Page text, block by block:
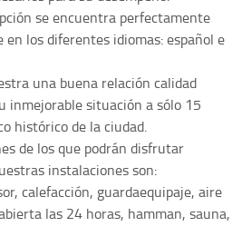
se encuentra perfectamente
los diferentes idiomas: español e
una buena relación calidad
inmejorable situación a sólo 15
histórico de la ciudad.
de los que podrán disfrutar
instalaciones son:
calefacción, guardaequipaje, aire
las 24 horas, hamman, sauna,